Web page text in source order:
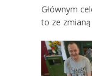
Głównym
to ze